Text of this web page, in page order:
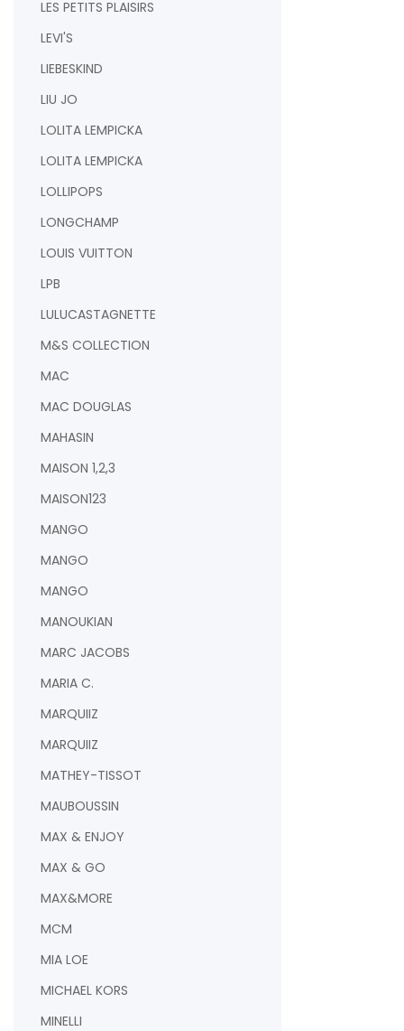
LES PETITS PLAISIRS
LEVI'S
LIEBESKIND
LIU JO
LOLITA LEMPICKA
LOLITA LEMPICKA
LOLLIPOPS
LONGCHAMP
LOUIS VUITTON
LPB
LULUCASTAGNETTE
M&S COLLECTION
MAC
MAC DOUGLAS
MAHASIN
MAISON 1,2,3
MAISON123
MANGO
MANGO
MANGO
MANOUKIAN
MARC JACOBS
MARIA C.
MARQUIIZ
MARQUIIZ
MATHEY-TISSOT
MAUBOUSSIN
MAX & ENJOY
MAX & GO
MAX&MORE
MCM
MIA LOE
MICHAEL KORS
MINELLI